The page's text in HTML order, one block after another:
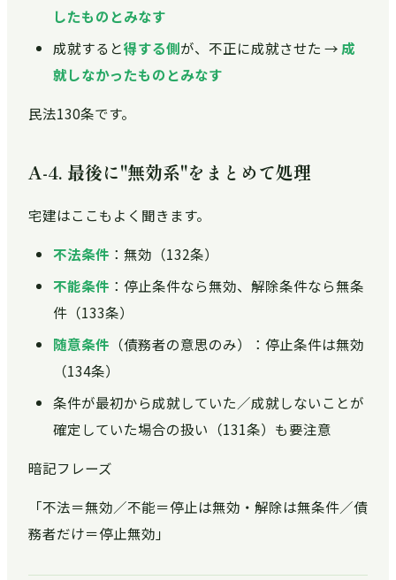
したものとみなす
成就すると得する側が、不正に成就させた → 成
就しなかったものとみなす
民法130条です。
A-4. 最後に"無効系"をまとめて処理
宅建はここもよく聞きます。
不法条件 ：無効（132条）
不能条件 ：停止条件なら無効、解除条件なら無条
件（133条）
随意条件 （債務者の意思のみ）：停止条件は無効
（134条）
条件が最初から成就していた／成就しないことが
確定していた場合の扱い（131条）も要注意
暗記フレーズ
「不法＝無効／不能＝停止は無効・解除は無条件／債
務者だけ＝停止無効」